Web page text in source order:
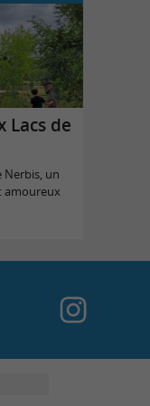
Lacs de
Nerbis, un
amoureux